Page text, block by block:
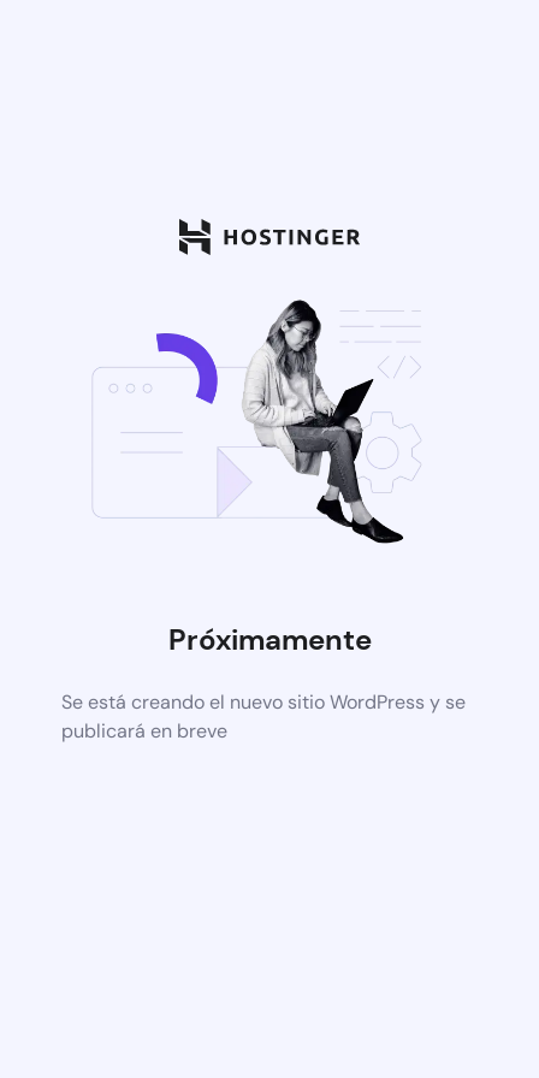
Próximamente
Se está creando el nuevo sitio WordPress y se
publicará en breve